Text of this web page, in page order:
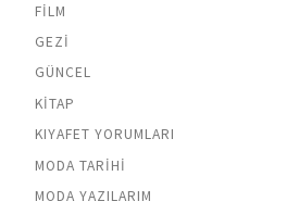
FILM
GEZI
GÜNCEL
KITAP
KIYAFET YORUMLARI
MODA TARIHI
MODA YAZILARIM